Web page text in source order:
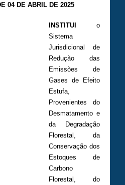
04 DE ABRIL DE 2025
INSTITUI
o
Sistema
Jurisdicional de
Redução das
Emissões de
Gases de Efeito
Estufa,
Provenientes do
Desmatamento e
da Degradação
Florestal, da
Conservação dos
Estoques de
Carbono
Florestal, do